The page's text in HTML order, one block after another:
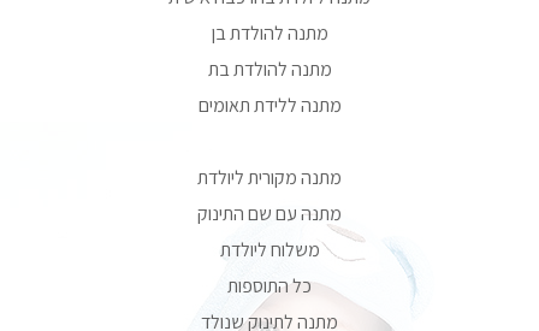
מתנה להולדת בן
מתנה להולדת בת
מתנה ללידת תאומים
מתנה מקורית ליולדת
מתנה עם שם התינוק
משלוח ליולדת
כל התוספות
מתנה לתינוק שנולד